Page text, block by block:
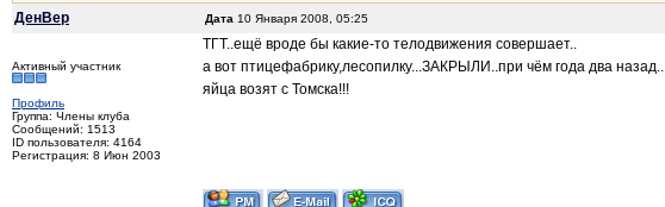
ДенВер
Дата 10 Января 2008, 05:25
Активный участник
Профиль
Группа: Члены клуба
Сообщений: 1513
ID пользователя: 4164
Регистрация: 8 Июн 2003
ТГТ..ещё вроде бы какие-то телодвижения совершает..
а вот птицефабрику,лесопилку...ЗАКРЫЛИ..при чём года два назад..
яйца возят с Томска!!!